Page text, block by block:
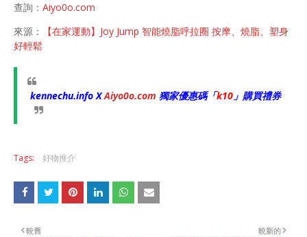
查詢： Aiyo0o.com
來源：
【在家運動】Joy Jump 智能燒脂呼拉圈 按摩、燒脂、塑身
好輕鬆
kennechu.info XAiyo0o.com 獨家優惠碼「k10」購買禮券
Tags: 好物推介
較新的
較舊